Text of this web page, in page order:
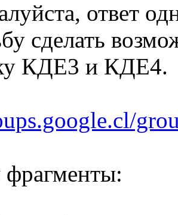
ответ
сделать
КДЕ3 и КДЕ4.